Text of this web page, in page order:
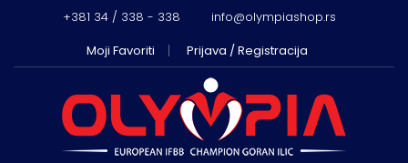
+381 34 / 338 - 338
info@olympiashop.rs
Moji Favoriti
Prijava / Registracija